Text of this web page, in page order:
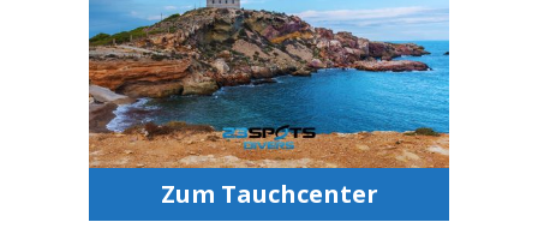
Tauchausfahrten
Tauchshop
Freediving
H2OTrekking
Zum Tauchcenter